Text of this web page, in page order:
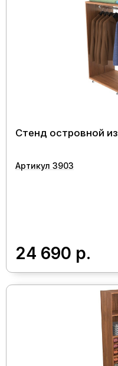
Стенд островной
Артикул 3903
24 690 р.